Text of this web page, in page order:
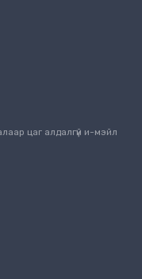
цаг алдалгүй и-мэйл